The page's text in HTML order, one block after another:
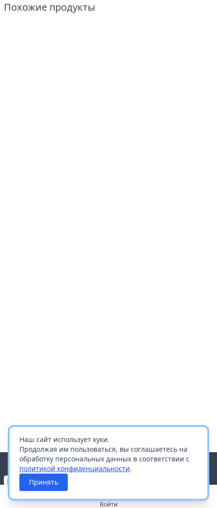
Похожие продукты
Наш сайт использует куки.
Продолжая им пользоваться, вы соглашаетесь на
обработку персональных данных в соответствии с
политикой конфиденциальности.
Принять
Войти